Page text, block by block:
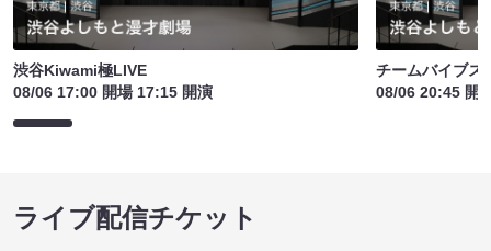
渋谷Kiwami極LIVE
08/06 17:00 開場 17:15 開演
チームバイブス
08/06 20:45 開
ライブ配信チケット